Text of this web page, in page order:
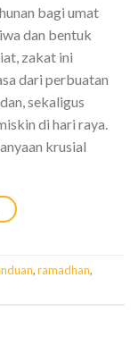
bagi umat
dan bentuk
zakat ini
dari perbuatan
sekaligus
di hari raya.
krusial
,ramadhan,